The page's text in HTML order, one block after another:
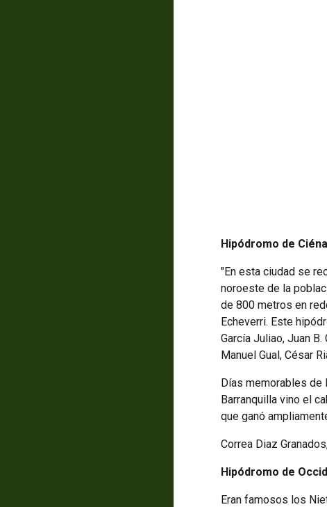
Hipódromo de
"En esta ciudad se
noroeste de la
de 800 metros en
Echeverri. Este
García Juliao, Juan
Manuel Gual, César
Días memorables de
Barranquilla vino el
que ganó
Correa Diaz
Hipódromo de
Eran famosos los